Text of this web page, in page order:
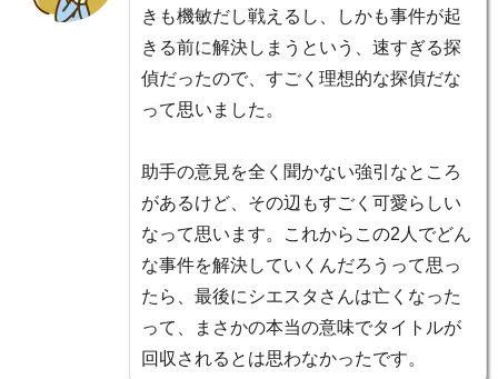
きも機敏だし戦えるし、しかも事件が起
きる前に解決しまうという、速すぎる探
偵だったので、すごく理想的な探偵だな
って思いました。
助手の意見を全く聞かない強引なところ
があるけど、その辺もすごく可愛らしい
なって思います。これからこの2人でどん
な事件を解決していくんだろうって思っ
たら、最後にシエスタさんは亡くなった
って、まさかの本当の意味でタイトルが
回収されるとは思わなかったです。